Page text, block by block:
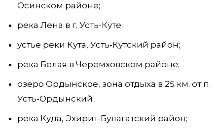
Осинском районе;
река Лена в г. Усть-Куте;
устье реки Кута, Усть-Кутский район;
река Белая в Черемховском районе;
озеро Ордынское, зона отдыха в 25 км. от п.
Усть-Ордынский
река Куда, Эхирит-Булагатский район;